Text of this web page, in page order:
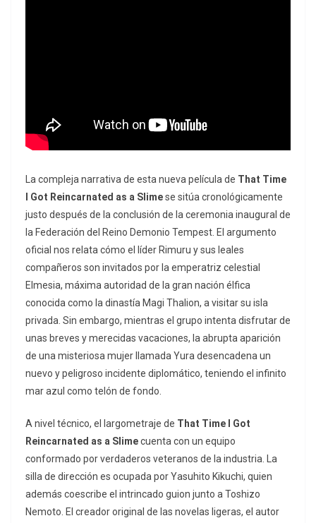
La compleja narrativa de esta nueva película de That Time
I Got Reincarnated as a Slimese sitúa cronológicamente
justo después de la conclusión de la ceremonia inaugural de
la Federación del Reino Demonio Tempest. El argumento
oficial nos relata cómo el líder Rimuru y sus leales
compañeros son invitados por la emperatriz celestial
Elmesia, máxima autoridad de la gran nación élfica
conocida como la dinastía Magi Thalion, a visitar su isla
privada. Sin embargo, mientras el grupo intenta disfrutar de
unas breves y merecidas vacaciones, la abrupta aparición
de una misteriosa mujer llamada Yura desencadena un
nuevo y peligroso incidente diplomático, teniendo el infinito
mar azul como telón de fondo.
A nivel técnico, el largometraje de That Time I Got
Reincarnated as a Slimecuenta con un equipo
conformado por verdaderos veteranos de la industria. La
silla de dirección es ocupada por Yasuhito Kikuchi, quien
además coescribe el intrincado guion junto a Toshizo
Nemoto. El creador original de las novelas ligeras, el autor